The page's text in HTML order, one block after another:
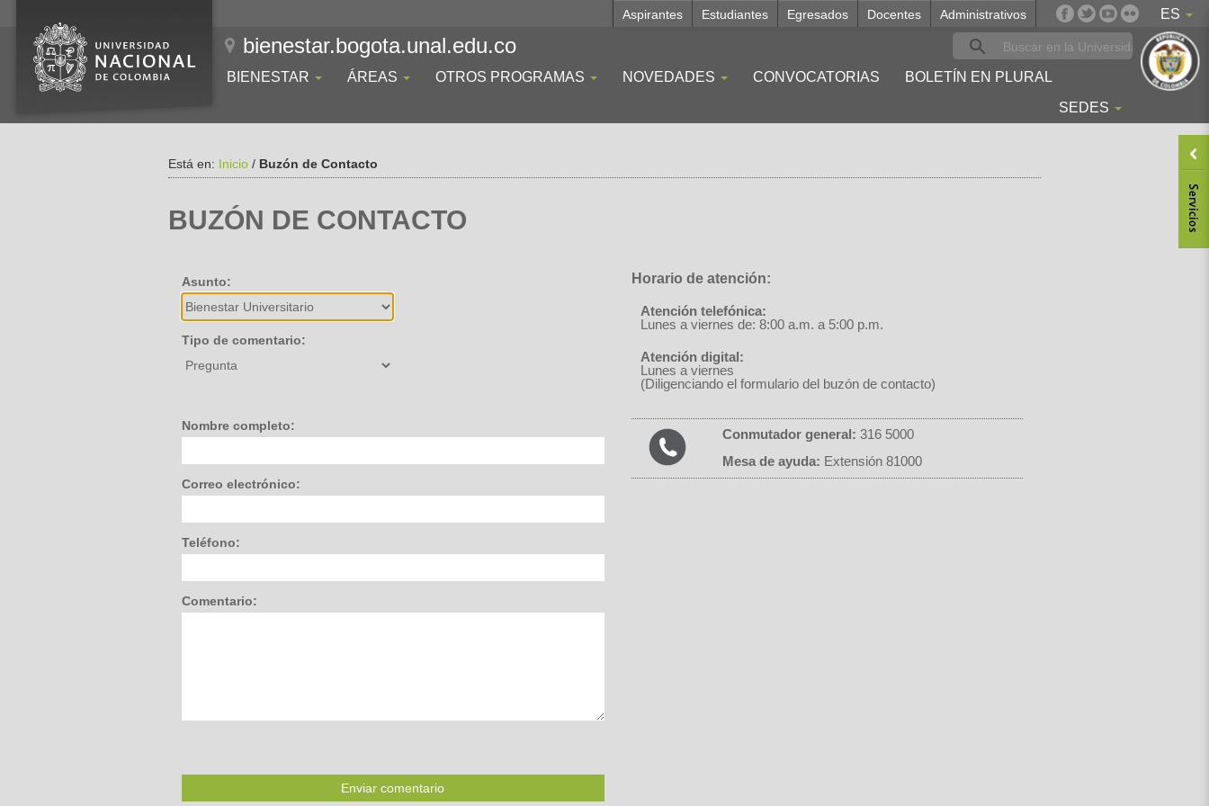
ES
Aspirantes Estudiantes Egresados Docentes Administrativos
bienestar.bogota.unal.edu.co
BIENESTAR ÁREAS OTROS PROGRAMAS NOVEDADES CONVOCATORIAS
BOLETÍN EN PLURAL
SEDES
Está en: Inicio / Buzón de Contacto
BUZÓN DE CONTACTO
Asunto:
Tipo de comentario:
Nombre completo:
Correo electrónico:
Teléfono:
Comentario:
Horario de atención:
Atención telefónica:
Lunes a viernes de: 8:00 a.m. a 5:00 p.m.
Atención digital:
Lunes a viernes
(Diligenciando el formulario del buzón de contacto)
Conmutador general: 316 5000
Mesa de ayuda: Extensión 81000